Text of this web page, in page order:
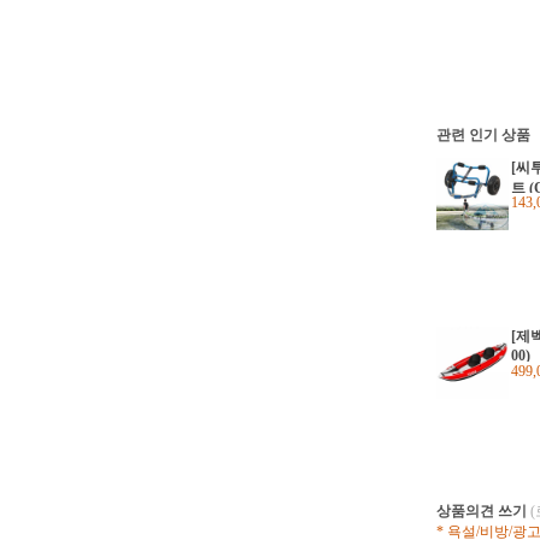
관련 인기 상품
[씨
트
[제
00)
상품의견 쓰기 (
* 욕설/비방/광